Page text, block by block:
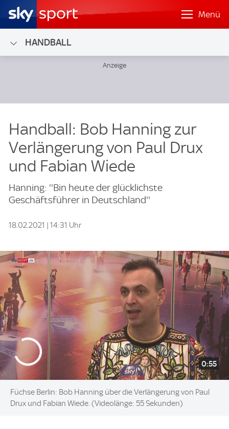
Menü
HANDBALL
Handball: Bob Hanning zur
Verlängerung von Paul Drux
und Fabian Wiede
Hanning: ''Bin heute der glücklichste
Geschäftsführer in Deutschland''
18.02.2021 | 14:31 Uhr
0:55
Füchse Berlin: Bob Hanning über die Verlängerung von Paul
Drux und Fabian Wiede. (Videolänge: 55 Sekunden)